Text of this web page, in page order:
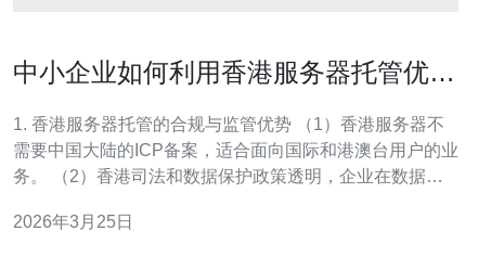
中小企业如何利用香港服务器托管优势
1. 香港服务器托管的合规与监管优势 （1）香港服务器不
需要中国大陆的ICP备案，适合面向国际和港澳台用户的业
务。 （2）香港司法和数据保护政策透明，企业在数据传
备案和审批流程可以快速上线，缩短平均上线时间30%以
2026年3月25日